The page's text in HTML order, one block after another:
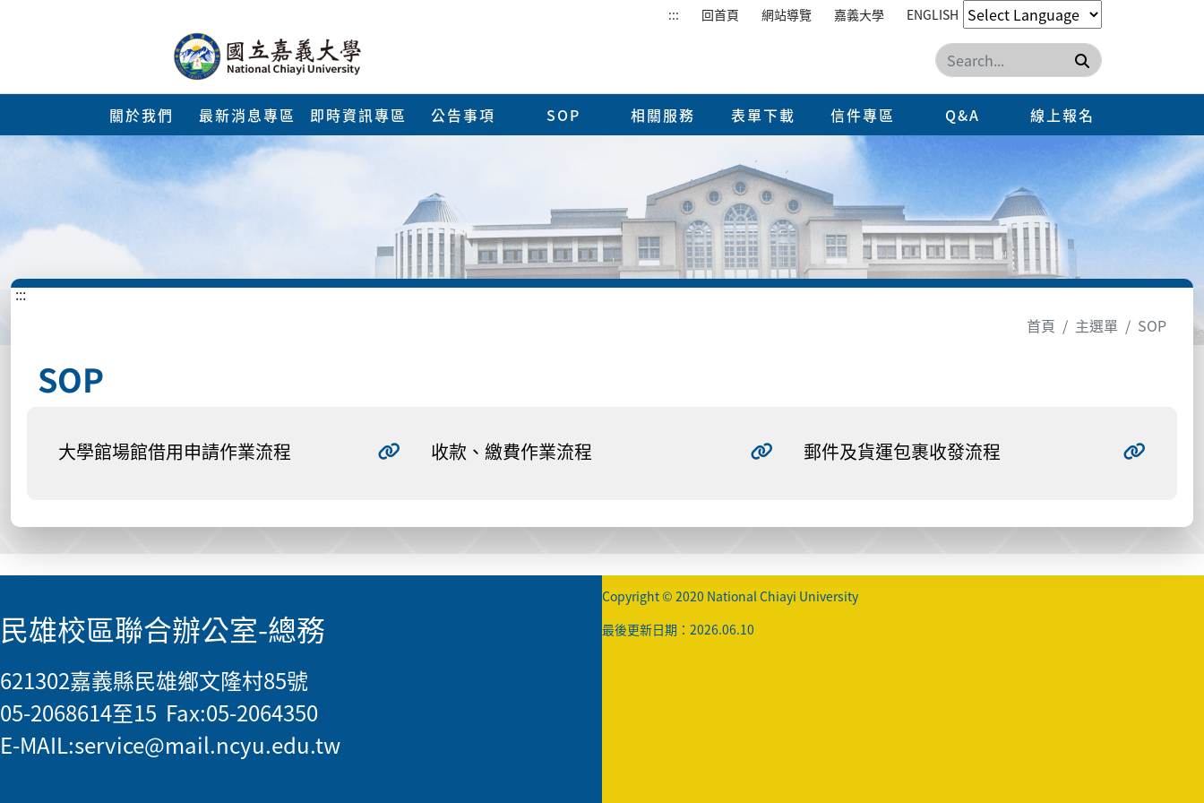
::: 回首頁 網站導覽 嘉義大學 ENGLISH
搜尋
關於我們 最新消息專區 即時資訊專區 公告事項 SOP 相關服務 表單下載 信件專區 Q&A 線上報名
:::
首頁
主選單 SOP
SOP
大學館場館借用申請作業流程 收款、繳費作業流程 郵件及貨運包裹收發流程
民雄校區聯合辦公室-總務
621302嘉義縣民雄鄉文隆村85號
05-2068614至15 Fax:05-2064350
E-MAIL:service@mail.ncyu.edu.tw
Copyright © 2020 National Chiayi University
最後更新日期：2026.06.10